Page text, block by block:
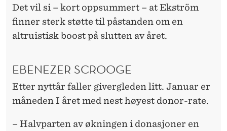
Det vil si – kort oppsummert – at Ekström
finner sterk støtte til påstanden om en
altruistisk boost på slutten av året.
EBENEZER SCROOGE
Etter nyttår faller givergleden litt. Januar er
måneden I året med nest høyest donor-rate.
– Halvparten av økningen i donasjoner en